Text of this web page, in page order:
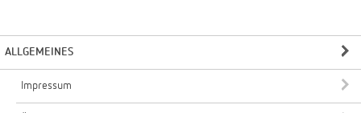
ALLGEMEINES
Impressum